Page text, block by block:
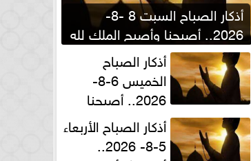
أذكار الصباح السبت 8 -8-
2026.. أصبحنا وأصبح الملك لله
والحمد لله
أذكار الصباح
الخميس 6-8-
2026.. أصبحنا
وأصبح الملك لله والحمد لله
أذكار الصباح الأربعاء
5-8- 2026..